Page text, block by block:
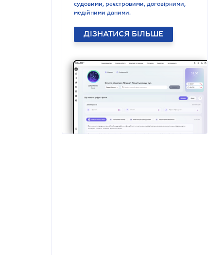
судовими, реєстровими, договірними,
медійними даними.
ДІЗНАТИСЯ БІЛЬШЕ